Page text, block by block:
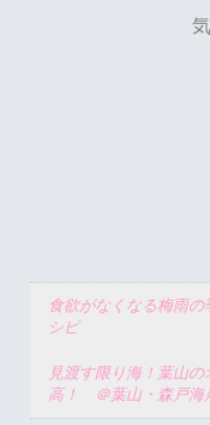
食欲がなくなる梅雨
シピ
見渡す限り海！葉山
高！ ＠葉山・森戸海